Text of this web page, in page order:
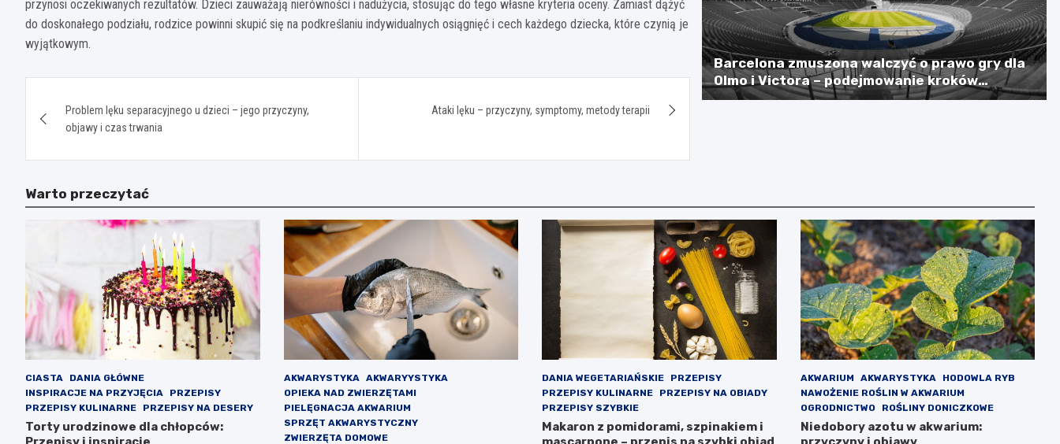
przynosi oczekiwanych rezultatów. Dzieci zauważają nierówności i nadużycia, stosując do tego własne kryteria oceny. Zamiast dążyć
do doskonałego podziału, rodzice powinni skupić się na podkreślaniu indywidualnych osiągnięć i cech każdego dziecka, które czynią je
wyjątkowym.
wpisuProblem lęku separacyjnego u dzieci – jego przyczyny,
objawy i czas trwania
Ataki lęku – przyczyny, symptomy, metody terapii
Barcelona zmuszona walczyć o prawo gry dla
Olmo i Victora – podejmowanie kroków
prawnych jako ostatnia szansa
Warto przeczytać
CIASTA
DANIA GŁÓWNE
INSPIRACJE NA PRZYJĘCIA
PRZEPISY
PRZEPISY KULINARNE
PRZEPISY NA DESERY
Torty urodzinowe dla chłopców:
AKWARYSTYKA
AKWARYYSTYKA
OPIEKA NAD ZWIERZĘTAMI
PIELĘGNACJA AKWARIUM
SPRZĘT AKWARYSTYCZNY
ZWIERZĘTA DOMOWE
DANIA WEGETARIAŃSKIE
PRZEPISY
PRZEPISY KULINARNE
PRZEPISY NA OBIADY
PRZEPISY SZYBKIE
Makaron z pomidorami, szpinakiem i
AKWARIUM AKWARYSTYKA
HODOWLA RYB
NAWOŻENIE ROŚLIN W AKWARIUM
OGRODNICTWO
ROŚLINY DONICZKOWE
Niedobory azotu w akwarium: